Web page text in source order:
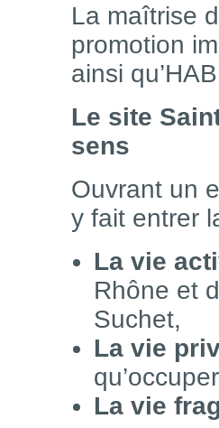
La maîtrise
promotion
ainsi
Le site
sens
Ouvrant un
y fait entrer
La vie
Rhône et
Suchet,
La vie
La vie